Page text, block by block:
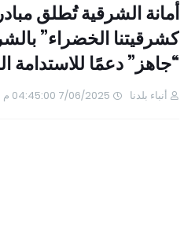
أمانة الشرقية تُطلق
كشرقيتنا الخضراء”
“جاهز” دعمًا للاستدامة
أنباء بلدنا 7/06/2025 04:45:00 م